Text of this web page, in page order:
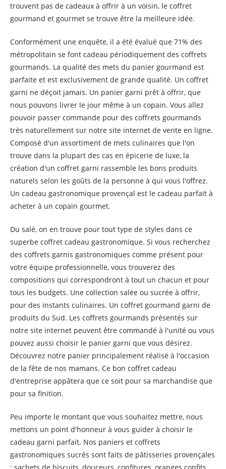
trouvent pas de cadeaux à offrir à un voisin, le coffret
gourmand et gourmet se trouve être la meilleure idée.
Conformément une enquête, il a été évalué que 71% des
métropolitain se font cadeau périodiquement des coffrets
gourmands. La qualité des mets du panier gourmand est
parfaite et est exclusivement de grande qualité. Un coffret
garni ne déçoit jamais. Un panier garni prêt à offrir, que
nous pouvons livrer le jour même à un copain. Vous allez
pouvoir passer commande pour des coffrets gourmands
très naturellement sur notre site internet de vente en ligne.
Composé d'un assortiment de mets culinaires que l'on
trouve dans la plupart des cas en épicerie de luxe, la
création d'un coffret garni rassemble les bons produits
naturels selon les goûts de la personne à qui vous l'offrez.
Un cadeau gastronomique provençal est le cadeau parfait à
acheter à un copain gourmet.
Du salé, on en trouve pour tout type de styles dans ce
superbe coffret cadeau gastronomique. Si vous recherchez
des coffrets garnis gastronomiques comme présent pour
votre équipe professionnelle, vous trouverez des
compositions qui correspondront à tout un chacun et pour
tous les budgets. Une collection salée ou sucrée à offrir,
pour des instants culinaires. Un coffret gourmand garni de
produits du Sud. Les coffrets gourmands présentés sur
notre site internet peuvent être commandé à l'unité ou vous
pouvez aussi choisir le panier garni que vous désirez.
Découvrez notre panier principalement réalisé à l'occasion
de la fête de nos mamans. Ce bon coffret cadeau
d'entreprise appâtera que ce soit pour sa marchandise que
pour sa finition.
Peu importe le montant que vous souhaitez mettre, nous
mettons un point d'honneur à vous guider à choisir le
cadeau garni parfait. Nos paniers et coffrets
gastronomiques sucrés sont faits de pâtisseries provençales